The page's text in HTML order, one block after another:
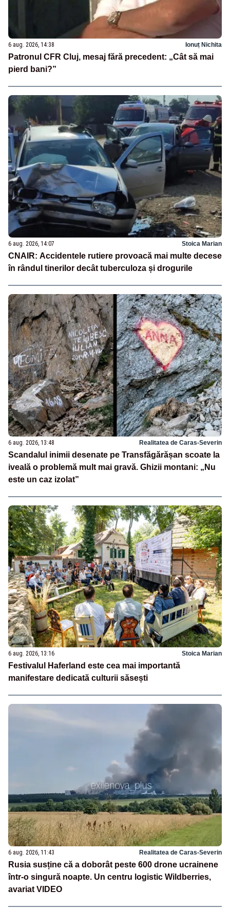
6 aug. 2026, 14:38 Ionuț Nichita
Patronul CFR Cluj, mesaj fără precedent: „Cât să mai
pierd bani?”
6 aug. 2026, 14:07 Stoica Marian
CNAIR: Accidentele rutiere provoacă mai multe decese
în rândul tinerilor decât tuberculoza și drogurile
6 aug. 2026, 13:48 Realitatea de Caras-Severin
Scandalul inimii desenate pe Transfăgărășan scoate la
iveală o problemă mult mai gravă. Ghizii montani: „Nu
este un caz izolat”
6 aug. 2026, 13:16 Stoica Marian
Festivalul Haferland este cea mai importantă
manifestare dedicată culturii săsești
6 aug. 2026, 11:43 Realitatea de Caras-Severin
Rusia susține că a doborât peste 600 drone ucrainene
într-o singură noapte. Un centru logistic Wildberries,
avariat VIDEO